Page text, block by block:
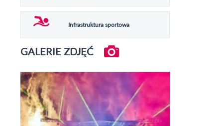
Infrastruktura sportowa
GALERIE ZDJĘĆ